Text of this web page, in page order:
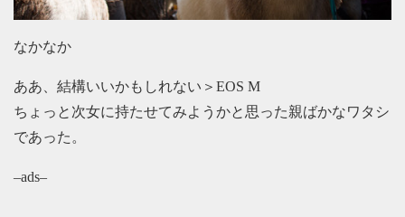
なかなか
ああ、結構いいかもしれない＞EOS M
ちょっと次女に持たせてみようかと思った親ばかなワタシ
であった。
–ads–